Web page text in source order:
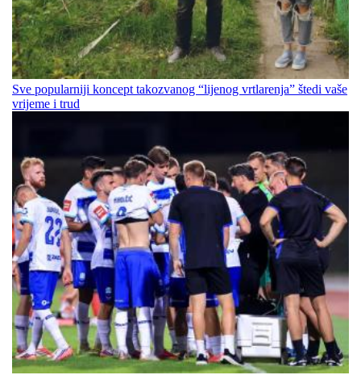
Sve popularniji koncept takozvanog “lijenog vrtlarenja” štedi vaše
vrijeme i trud